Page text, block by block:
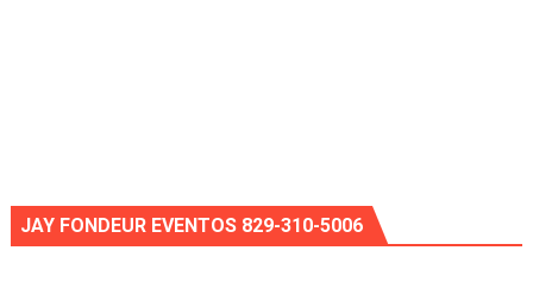
JAY FONDEUR EVENTOS 829-310-5006